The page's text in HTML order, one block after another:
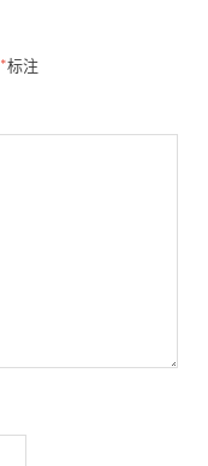
*标注